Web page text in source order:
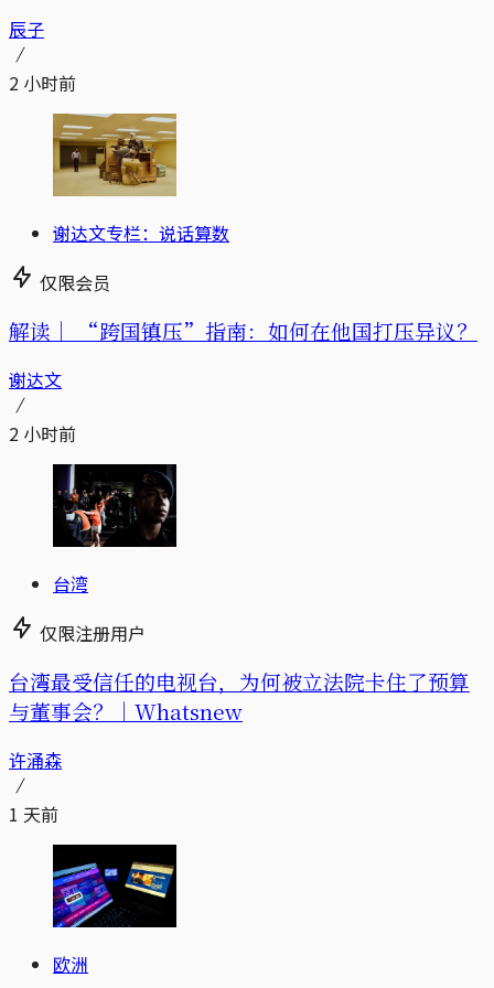
辰子
2 小时前
谢达文专栏：说话算数
仅限会员
解读｜ “跨国镇压”指南：如何在他国打压异议？
谢达文
2 小时前
台湾
仅限注册用户
台湾最受信任的电视台，为何被立法院卡住了预算
与董事会？｜Whatsnew
许涌森
1 天前
欧洲